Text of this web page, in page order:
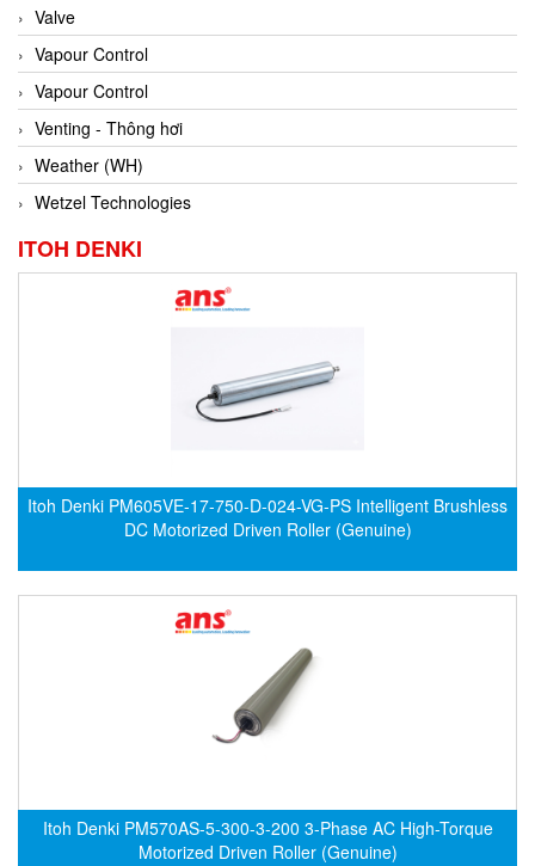
Copeland
Cortem
Cosa Xentaur
Cosil
Coulton
Crouzet
Crowcon
Crutec Dust Zero Vietnam
cs-instruments
Cygnus
Datexel
Valve
Vapour Control
Vapour Control
Venting - Thông hơi
Weather (WH)
Wetzel Technologies
ITOH DENKI
Itoh Denki PM605VE-17-750-D-024-VG-PS Intelligent Brushless
DC Motorized Driven Roller (Genuine)
Itoh Denki PM570AS-5-300-3-200 3-Phase AC High-Torque
Motorized Driven Roller (Genuine)